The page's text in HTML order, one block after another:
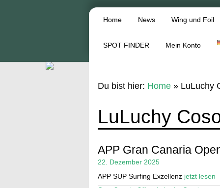
Home News Wing und Foil
SPOT FINDER Mein Konto
Du bist hier: Home» LuLuchy
LuLuchy
APP Gran Canaria
22. Dezember 2025
APP SUP Surfing Exzellenz jetzt lesen